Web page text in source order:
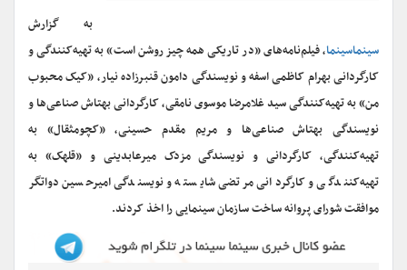
به گزارش
سینماسینما، فیلم‌نامه‌های «در تاریکی همه چیز روشن است» به تهیه‌کنندگی و
کارگردانی بهرام کاظمی اسفه و نویسندگی دامون قنبرزاده نیار، «کیک محبوب
من» به تهیه‌کنندگی سید غلامرضا موسوی نامقی، کارگردانی بهتاش صناعی‌ها و
نویسندگی بهتاش صناعی‌ها و مریم مقدم حسینی، «کچومثقال» به
تهیه‌کنندگی، کارگردانی و نویسندگی مزدک میرعابدینی و «قلهک» به
تهیه‌کنندگی و کارگردانی مرتضی شایسته و نویسندگی امیرحسین دواتگر
موافقت شورای پروانه ساخت سازمان سینمایی را اخذ کردند.